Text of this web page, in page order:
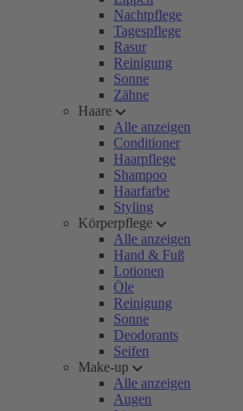
Nachtpflege
Tagespflege
Rasur
Reinigung
Sonne
Zähne
Haare
Alle anzeigen
Conditioner
Haarpflege
Shampoo
Haarfarbe
Styling
Körperpflege
Alle anzeigen
Hand & Fuß
Lotionen
Öle
Reinigung
Sonne
Deodorants
Seifen
Make-up
Alle anzeigen
Augen